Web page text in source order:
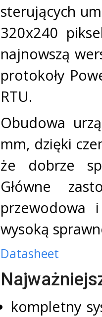
sterujących
320x240
najnowszą
protokoły
RTU.
Obudowa
mm, dzięki
że dobrze
Główne
przewodowa
wysoką
Datasheet
kompletny